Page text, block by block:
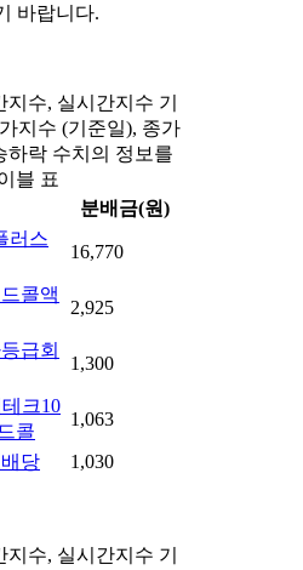
바랍니다.
수, 실시간지수 기
지수 (기준일), 종가
하락 수치의 정보를
블 표
분배금(원)
러스
16,770
콜액
2,925
급회
1,300
크10
콜
1,063
당 1,030
수, 실시간지수 기